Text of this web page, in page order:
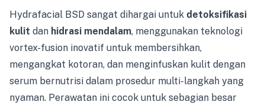
Hydrafacial BSD sangat dihargai untuk detoksifikasi
kulit dan hidrasi mendalam, menggunakan teknologi
vortex-fusion inovatif untuk membersihkan,
mengangkat kotoran, dan menginfuskan kulit dengan
serum bernutrisi dalam prosedur multi-langkah yang
nyaman. Perawatan ini cocok untuk sebagian besar